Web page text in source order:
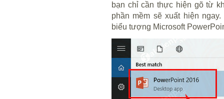
bạn chỉ cần thực hiện gõ từ
phần mềm sẽ xuất hiện
biểu tượng Microsoft